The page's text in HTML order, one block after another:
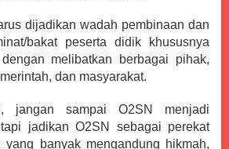
dijadikan wadah pembinaan dan
bakat peserta didik khususnya
melibatkan berbagai pihak,
dan masyarakat.
jangan sampai O2SN menjadi
jadikan O2SN sebagai perekat
yang banyak mengandung hikmah,